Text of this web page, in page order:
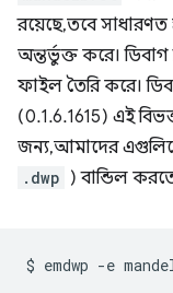
রয়েছে, তবে
অন্তর্ভুক্ত করে।
ফাইল তৈরি করে।
(0.1.6.1615) এই
জন্য, আমাদের
.dwp ) বান্ডিল
$ emdwp -e